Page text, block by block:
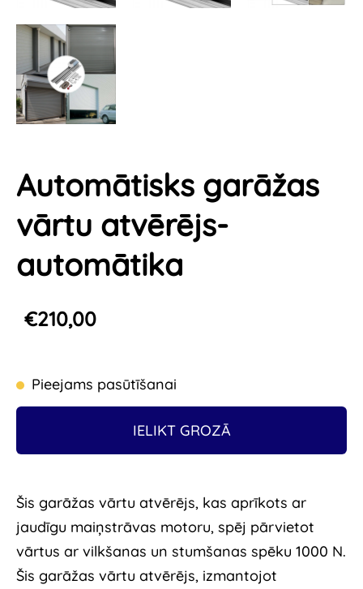
Automātisks garāžas
vārtu atvērējs-
automātika
€210,00
Pieejams pasūtīšanai
IELIKT GROZĀ
Šis garāžas vārtu atvērējs, kas aprīkots ar
jaudīgu maiņstrāvas motoru, spēj pārvietot
vārtus ar vilkšanas un stumšanas spēku 1000 N.
Šis garāžas vārtu atvērējs, izmantojot